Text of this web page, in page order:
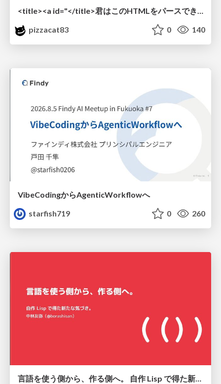
pizzacat83
0 140
VibeCodingからAgenticWorkflowへ
starfish719
0 260
言語を使う側から、作る側へ。 自作 Lisp で得た新たな気づき。